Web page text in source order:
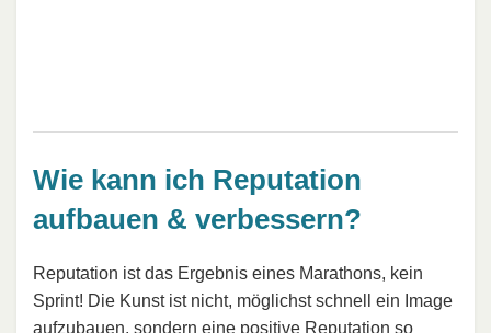
Wie kann ich Reputation
aufbauen & verbessern?
Reputation ist das Ergebnis eines Marathons, kein
Sprint! Die Kunst ist nicht, möglichst schnell ein Image
aufzubauen, sondern eine positive Reputation so